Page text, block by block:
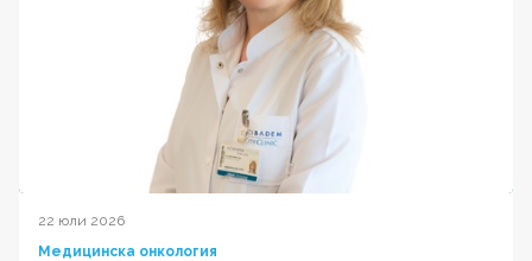
22 юли 2026
Медицинска онкология